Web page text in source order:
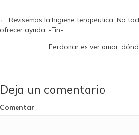
Posts
navigation
← Revisemos la higiene terapéutica. No
ofrecer ayuda. -Fin-
Perdonar es ver amor,
Deja un comentario
Comentar